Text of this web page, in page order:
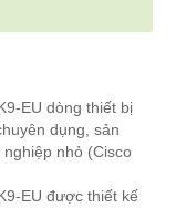
EU dòng thiết bị
dụng, sản
nhỏ (Cisco
EU được thiết kế